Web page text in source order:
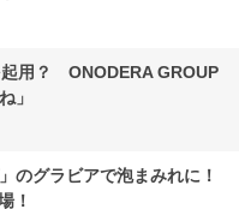
用？ ONODERA GROUP
」
のグラビアで泡まみれに！
！